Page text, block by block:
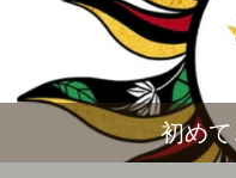
初め